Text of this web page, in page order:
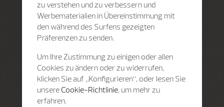
zu verstehen und zu verbessern und
Werbematerialien in Übereinstimmung mit
den während des Surfens gezeigten
Präferenzen zu senden.
Um Ihre Zustimmung zu einigen oder allen
Cookies zu ändern oder zu widerrufen,
klicken Sie auf „Konfigurieren“, oder lesen Sie
unsere Cookie-Richtlinie, um mehr zu
erfahren.